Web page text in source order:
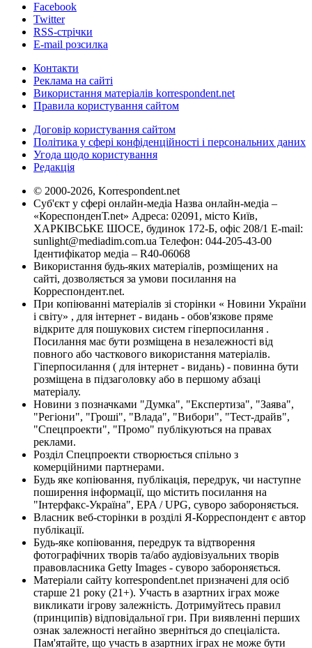
Facebook
Twitter
RSS-стрічки
E-mail розсилка
Контакти
Реклама на сайті
Використання матеріалів korrespondent.net
Правила користування сайтом
Договір користування сайтом
Політика у сфері конфіденційності і персональних даних
Угода щодо користування
Редакція
© 2000-2026, Korrespondent.net
Суб'єкт у сфері онлайн-медіа Назва онлайн-медіа –
«КореспонденТ.net» Адреса: 02091, місто Київ,
ХАРКІВСЬКЕ ШОСЕ, будинок 172-Б, офіс 208/1 E-mail:
sunlight@mediadim.com.ua Телефон: 044-205-43-00
Ідентифікатор медіа – R40-06068
Використання будь-яких матеріалів, розміщених на
сайті, дозволяється за умови посилання на
Корреспондент.net.
При копіюванні матеріалів зі сторінки « Новини України
і світу» , для інтернет - видань - обов'язкове пряме
відкрите для пошукових систем гіперпосилання .
Посилання має бути розміщена в незалежності від
повного або часткового використання матеріалів.
Гіперпосилання ( для інтернет - видань) - повинна бути
розміщена в підзаголовку або в першому абзаці
матеріалу.
Новини з позначками "Думка", "Експертиза", "Заява",
"Регіони", "Гроші", "Влада", "Вибори", "Тест-драйв",
"Спецпроекти", "Промо" публікуються на правах
реклами.
Розділ Спецпроекти створюється спільно з
комерційними партнерами.
Будь яке копіювання, публікація, передрук, чи наступне
поширення інформації, що містить посилання на
"Інтерфакс-Україна", EPA / UPG, суворо забороняється.
Власник веб-сторінки в розділі Я-Корреспондент є автор
публікації.
Будь-яке копіювання, передрук та відтворення
фотографічних творів та/або аудіовізуальних творів
правовласника Getty Images - суворо забороняється.
Матеріали сайту korrespondent.net призначені для осіб
старше 21 року (21+). Участь в азартних іграх може
викликати ігрову залежність. Дотримуйтесь правил
(принципів) відповідальної гри. При виявленні перших
ознак залежності негайно зверніться до спеціаліста.
Пам'ятайте, що участь в азартних іграх не може бути